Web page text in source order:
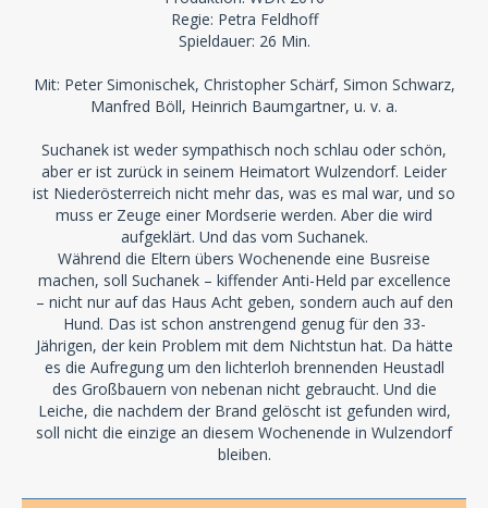
Regie: Petra Feldhoff
Spieldauer: 26 Min.
Mit: Peter Simonischek, Christopher Schärf, Simon Schwarz,
Manfred Böll, Heinrich Baumgartner, u. v. a.
Suchanek ist weder sympathisch noch schlau oder schön,
aber er ist zurück in seinem Heimatort Wulzendorf. Leider
ist Niederösterreich nicht mehr das, was es mal war, und so
muss er Zeuge einer Mordserie werden. Aber die wird
aufgeklärt. Und das vom Suchanek.
Während die Eltern übers Wochenende eine Busreise
machen, soll Suchanek – kiffender Anti-Held par excellence
– nicht nur auf das Haus Acht geben, sondern auch auf den
Hund. Das ist schon anstrengend genug für den 33-
Jährigen, der kein Problem mit dem Nichtstun hat. Da hätte
es die Aufregung um den lichterloh brennenden Heustadl
des Großbauern von nebenan nicht gebraucht. Und die
Leiche, die nachdem der Brand gelöscht ist gefunden wird,
soll nicht die einzige an diesem Wochenende in Wulzendorf
bleiben.